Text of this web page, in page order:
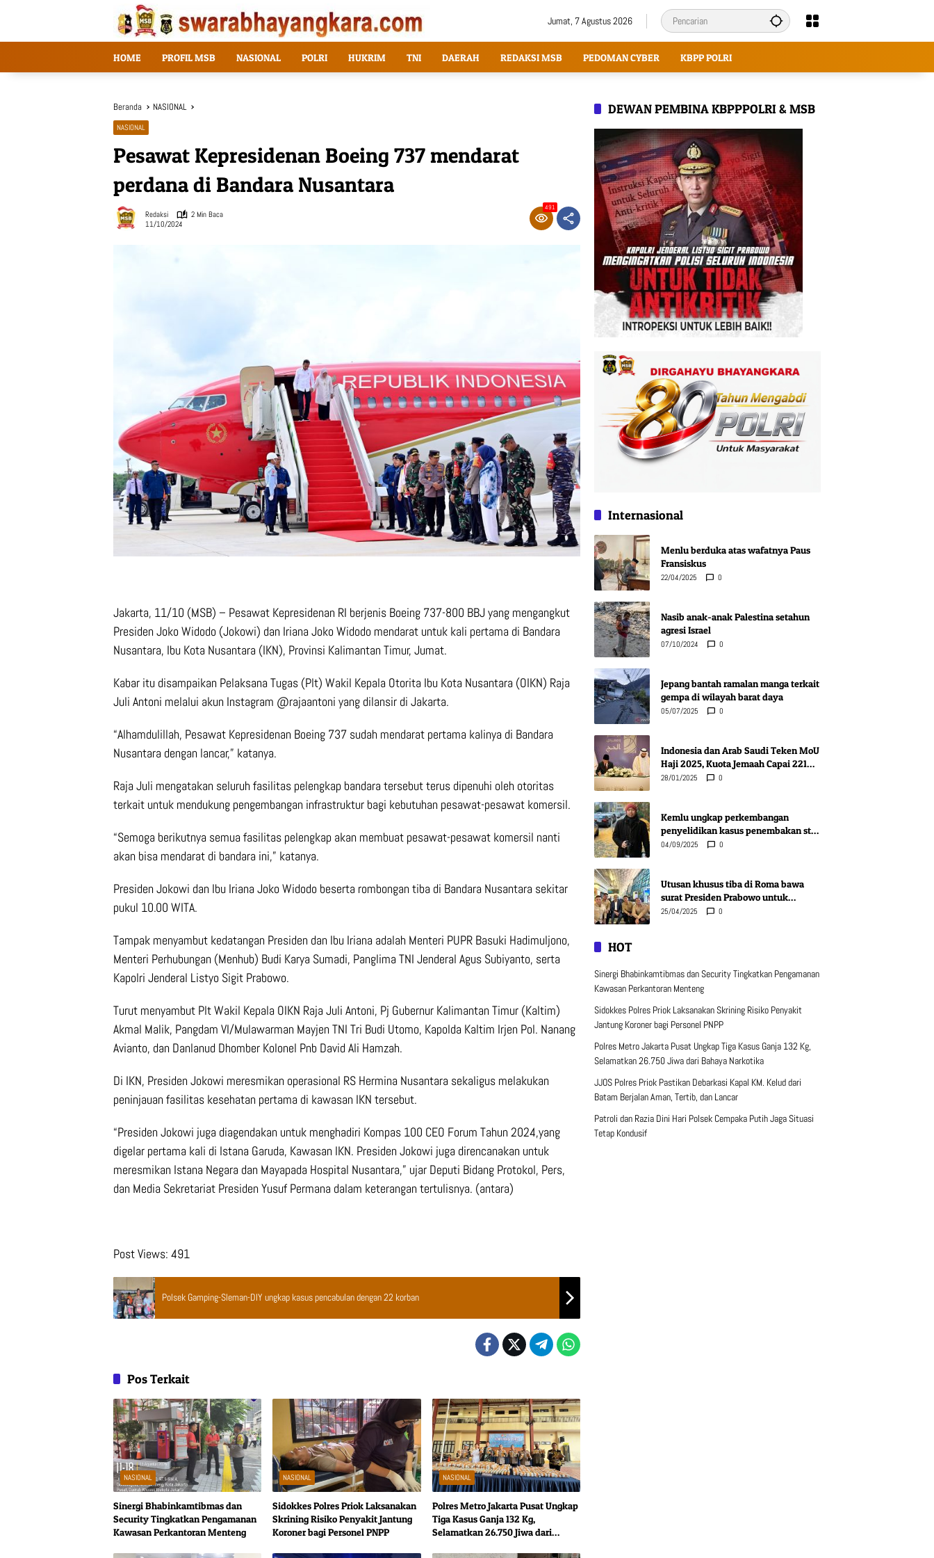
Jumat, 7 Agustus 2026
HOME PROFIL MSB NASIONAL POLRI HUKRIM TNI DAERAH REDAKSI MSB PEDOMAN CYBER KBPP POLRI
Beranda NASIONAL
NASIONAL
Pesawat Kepresidenan Boeing 737 mendarat
perdana di Bandara Nusantara
Redaksi
2 Min Baca
11/10/2024
491
Jakarta, 11/10 (MSB) – Pesawat Kepresidenan RI berjenis Boeing 737-800 BBJ yang mengangkut
Presiden Joko Widodo (Jokowi) dan Iriana Joko Widodo mendarat untuk kali pertama di Bandara
Nusantara, Ibu Kota Nusantara (IKN), Provinsi Kalimantan Timur, Jumat.
Kabar itu disampaikan Pelaksana Tugas (Plt) Wakil Kepala Otorita Ibu Kota Nusantara (OIKN) Raja
Juli Antoni melalui akun Instagram @rajaantoni yang dilansir di Jakarta.
“Alhamdulillah, Pesawat Kepresidenan Boeing 737 sudah mendarat pertama kalinya di Bandara
Nusantara dengan lancar,” katanya.
Raja Juli mengatakan seluruh fasilitas pelengkap bandara tersebut terus dipenuhi oleh otoritas
terkait untuk mendukung pengembangan infrastruktur bagi kebutuhan pesawat-pesawat komersil.
“Semoga berikutnya semua fasilitas pelengkap akan membuat pesawat-pesawat komersil nanti
akan bisa mendarat di bandara ini,” katanya.
Presiden Jokowi dan Ibu Iriana Joko Widodo beserta rombongan tiba di Bandara Nusantara sekitar
pukul 10.00 WITA.
Tampak menyambut kedatangan Presiden dan Ibu Iriana adalah Menteri PUPR Basuki Hadimuljono,
Menteri Perhubungan (Menhub) Budi Karya Sumadi, Panglima TNI Jenderal Agus Subiyanto, serta
Kapolri Jenderal Listyo Sigit Prabowo.
Turut menyambut Plt Wakil Kepala OIKN Raja Juli Antoni, Pj Gubernur Kalimantan Timur (Kaltim)
Akmal Malik, Pangdam VI/Mulawarman Mayjen TNI Tri Budi Utomo, Kapolda Kaltim Irjen Pol. Nanang
Avianto, dan Danlanud Dhomber Kolonel Pnb David Ali Hamzah.
Di IKN, Presiden Jokowi meresmikan operasional RS Hermina Nusantara sekaligus melakukan
peninjauan fasilitas kesehatan pertama di kawasan IKN tersebut.
“Presiden Jokowi juga diagendakan untuk menghadiri Kompas 100 CEO Forum Tahun 2024,yang
digelar pertama kali di Istana Garuda, Kawasan IKN. Presiden Jokowi juga direncanakan untuk
meresmikan Istana Negara dan Mayapada Hospital Nusantara,” ujar Deputi Bidang Protokol, Pers,
dan Media Sekretariat Presiden Yusuf Permana dalam keterangan tertulisnya. (antara)
Post Views: 491
Polsek Gamping-Sleman-DIY ungkap kasus pencabulan dengan 22 korban
Pos Terkait
NASIONAL
Sinergi Bhabinkamtibmas dan
Security Tingkatkan Pengamanan
Kawasan Perkantoran Menteng
NASIONAL
Sidokkes Polres Priok Laksanakan
Skrining Risiko Penyakit Jantung
Koroner bagi Personel PNPP
NASIONAL
Polres Metro Jakarta Pusat Ungkap
Tiga Kasus Ganja 132 Kg,
Selamatkan 26.750 Jiwa dari
DEWAN PEMBINA KBPPPOLRI & MSB
Internasional
Menlu berduka atas wafatnya Paus
Fransiskus
22/04/2025 0
Nasib anak-anak Palestina setahun
agresi Israel
07/10/2024 0
Jepang bantah ramalan manga terkait
gempa di wilayah barat daya
05/07/2025 0
Indonesia dan Arab Saudi Teken MoU
Haji 2025, Kuota Jemaah Capai 221
Ribu Orang
28/01/2025 0
Kemlu ungkap perkembangan
penyelidikan kasus penembakan staf
KBRI Lima
04/09/2025 0
Utusan khusus tiba di Roma bawa
surat Presiden Prabowo untuk
Vatikan
25/04/2025 0
HOT
Sinergi Bhabinkamtibmas dan Security Tingkatkan Pengamanan
Kawasan Perkantoran Menteng
Sidokkes Polres Priok Laksanakan Skrining Risiko Penyakit
Jantung Koroner bagi Personel PNPP
Polres Metro Jakarta Pusat Ungkap Tiga Kasus Ganja 132 Kg,
Selamatkan 26.750 Jiwa dari Bahaya Narkotika
JJOS Polres Priok Pastikan Debarkasi Kapal KM. Kelud dari
Batam Berjalan Aman, Tertib, dan Lancar
Patroli dan Razia Dini Hari Polsek Cempaka Putih Jaga Situasi
Tetap Kondusif